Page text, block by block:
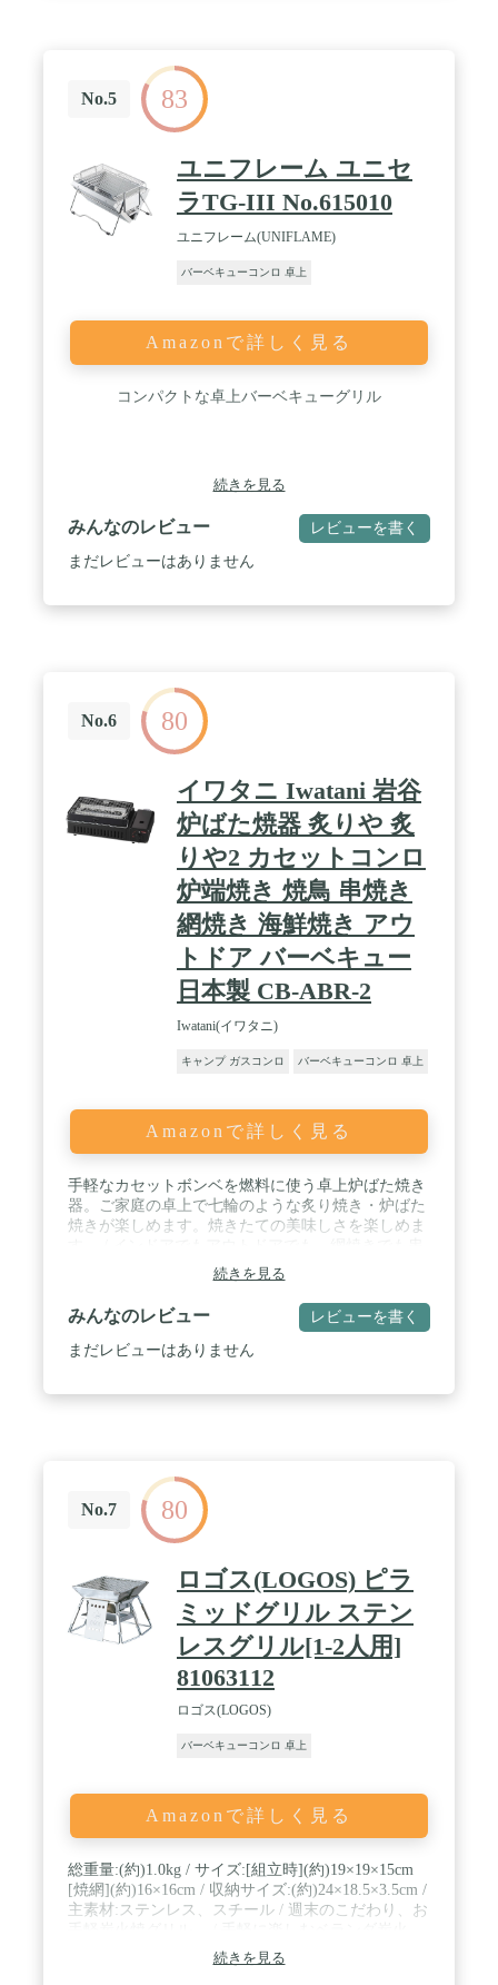
No.5 83
ユニフレーム ユニセ
ラTG-III No.615010
ユニフレーム(UNIFLAME)
バーベキューコンロ 卓上
Amazonで詳しく見る
コンパクトな卓上バーベキューグリル
続きを見る
みんなのレビュー レビューを書く
まだレビューはありません
No.6 80
イワタニ Iwatani 岩谷
炉ばた焼器 炙りや 炙
りや2 カセットコンロ
炉端焼き 焼鳥 串焼き
網焼き 海鮮焼き アウ
トドア バーベキュー
日本製 CB-ABR-2
Iwatani(イワタニ)
キャンプ ガスコンロ バーベキューコンロ 卓上
Amazonで詳しく見る
手軽なカセットボンベを燃料に使う卓上炉ばた焼き
器。ご家庭の卓上で七輪のような炙り焼き・炉ばた
焼きが楽しめます。焼きたての美味しさを楽しめま
焼きでも、ダブルで楽しめます。網をはずしてステ
ーを立てれば、串焼きも楽しめます。 / ガスの炎で
輻射板を赤熱させ、輻射板から放射される輻射熱で
焼くため、むらなくおいしく焼き上げます。また、
多様な食材・料理に使われることを想定してボンベ
体] 鋼板 (粉体塗装)、[串焼きステー] スチール (メッ
キ加工)、[U字バーナー] スチール (メッキ加工)、
[受け皿] スチール (ホーロー加工)、[焼網] ステンレ
ス／ガス消費量：約169g/h／連続燃焼時間：約90分
／点火方式：圧電点火方式／安全装置：圧力感知安
全装置、他／容器着脱方式：マグネット方式／使用
ガス：イワタニカセットガス
続きを見る
みんなのレビュー レビューを書く
まだレビューはありません
No.7 80
ロゴス(LOGOS) ピラ
ミッドグリル ステン
レスグリル[1-2人用]
81063112
ロゴス(LOGOS)
バーベキューコンロ 卓上
Amazonで詳しく見る
総重量:(約)1.0kg / サイズ:[組立時](約)19×19×15cm
[焼網](約)16×16cm / 収納サイズ:(約)24×18.5×3.5cm /
主素材:ステンレス、スチール / 週末のこだわり、お
焼。 / 瞬間組立約10秒。 / 収納ポーチ付き。
続きを見る